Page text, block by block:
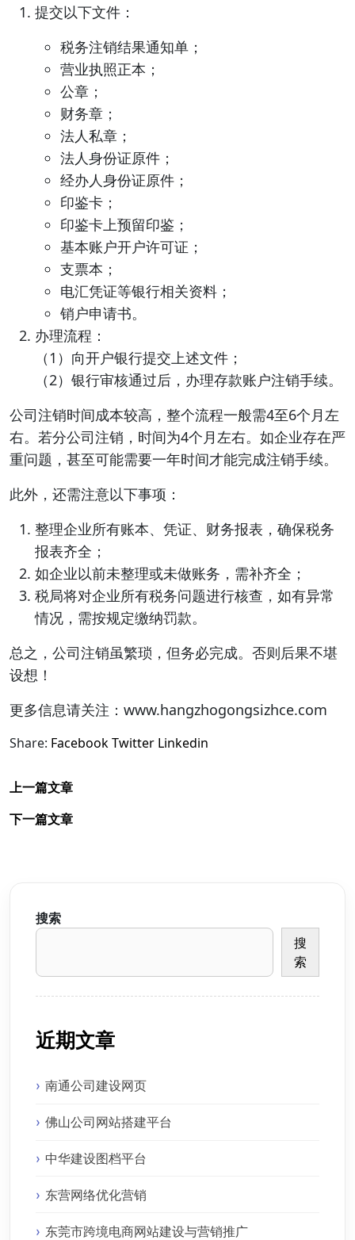
提交以下文件：
税务注销结果通知单；
营业执照正本；
公章；
财务章；
法人私章；
法人身份证原件；
经办人身份证原件；
印鉴卡；
印鉴卡上预留印鉴；
基本账户开户许可证；
支票本；
电汇凭证等银行相关资料；
销户申请书。
办理流程：
（1）向开户银行提交上述文件；
（2）银行审核通过后，办理存款账户注销手续。
公司注销时间成本较高，整个流程一般需4至6个月左
右。若分公司注销，时间为4个月左右。如企业存在严
重问题，甚至可能需要一年时间才能完成注销手续。
此外，还需注意以下事项：
整理企业所有账本、凭证、财务报表，确保税务
报表齐全；
如企业以前未整理或未做账务，需补齐全；
税局将对企业所有税务问题进行核查，如有异常
情况，需按规定缴纳罚款。
总之，公司注销虽繁琐，但务必完成。否则后果不堪
设想！
更多信息请关注：www.hangzhogongsizhce.com
Share: FacebookTwitter Linkedin
上一篇文章
下一篇文章
搜索
搜
索
近期文章
南通公司建设网页
佛山公司网站搭建平台
中华建设图档平台
东营网络优化营销
东莞市跨境电商网站建设与营销推广